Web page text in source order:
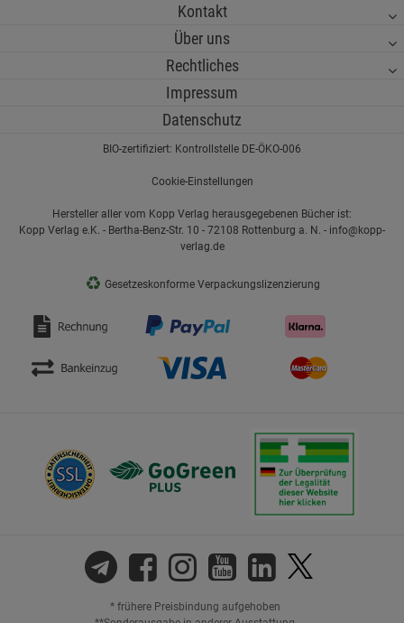
Kontakt
Über uns
Rechtliches
Impressum
Datenschutz
BIO-zertifiziert: Kontrollstelle DE-ÖKO-006
Cookie-Einstellungen
Hersteller aller vom Kopp Verlag herausgegebenen Bücher ist:
Kopp Verlag e.K. - Bertha-Benz-Str. 10 - 72108 Rottenburg a. N. - info@kopp-
verlag.de
♻ Gesetzeskonforme Verpackungslizenzierung
* frühere Preisbindung aufgehoben
Statistik Cookies (2)
Beschreibung Statistik Cookies
Cookie-Informationen
Marketing Cookies (3)
Datenschutzerklärung Impressum